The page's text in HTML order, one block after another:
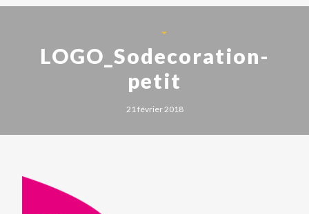
LOGO_Sodecoration-
petit
21 février 2018